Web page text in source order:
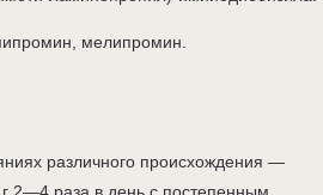
мелипромин.
различного происхождения —